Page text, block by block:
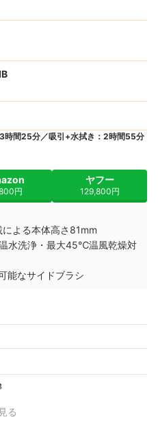
時間25分／吸引+水拭き：2時間55分
円
ヤフー
129,800円
よる本体高さ81mm
水洗浄・最大45℃温風乾燥対
能なサイドブラシ
る